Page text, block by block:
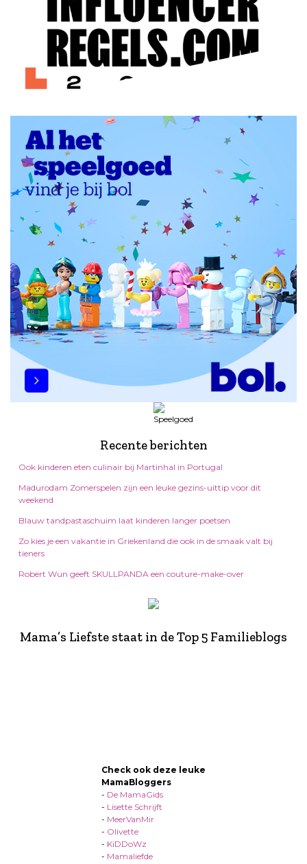
Recente berichten
Ook kinderen eten culinair bij Martinhal in Portugal
Madurodam Zomerspelen zijn een leuke gezins-uittip voor dit
weekend
Blauw tandpastaschuim laat kinderen langer poetsen
Zo kies je een vakantie in Griekenland die ook in de smaak valt bij
tieners
Robert Wun geeft SKULLPANDA een couture-make-over
Mama’s Liefste staat in de Top 5 Familieblogs
Check ook deze leuke
MamaBloggers
- De MamaGids
- Lisette Schrijft
- MeerVanMir
- Olivette
- KiDDoWz
- Mamaliefde